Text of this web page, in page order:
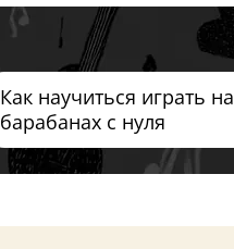
Как научиться играть на
барабанах с нуля